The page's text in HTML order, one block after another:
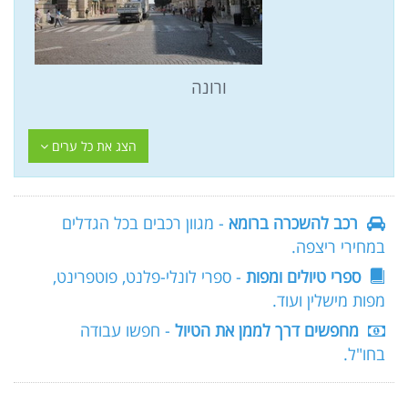
ורונה
הצג את כל ערים
רכב להשכרה ברומא - מגוון רכבים בכל הגדלים
במחירי ריצפה.
ספרי טיולים ומפות - ספרי לונלי-פלנט, פוטפרינט,
מפות מישלין ועוד.
מחפשים דרך לממן את הטיול - חפשו עבודה
בחו"ל.